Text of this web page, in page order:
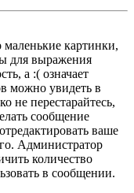
картинки,
для выражения
а :( означает
можно увидеть в
не перестарайтесь,
сообщение
ваше
Администратор
количество
в сообщении.